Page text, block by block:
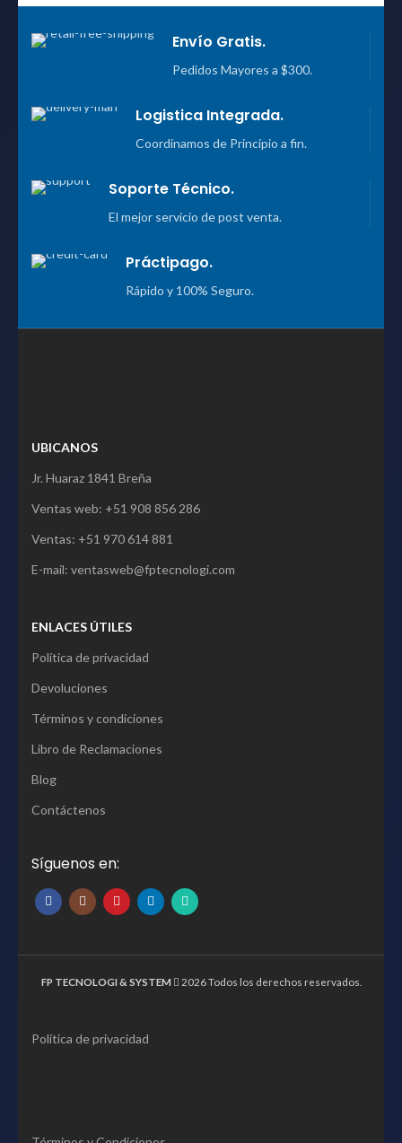
Envío Gratis.
Pedidos Mayores a $300.
Logistica Integrada.
Coordinamos de Principio a fin.
Soporte Técnico.
El mejor servicio de post venta.
Práctipago.
Rápido y 100% Seguro.
UBICANOS
Jr. Huaraz 1841 Breña
Ventas web: +51 908 856 286
Ventas: +51 970 614 881
E-mail: ventasweb@fptecnologi.com
ENLACES ÚTILES
Política de privacidad
Devoluciones
Términos y condiciones
Libro de Reclamaciones
Blog
Contáctenos
Síguenos en:
FP TECNOLOGI & SYSTEM 2026 Todos los derechos reservados.
Política de privacidad